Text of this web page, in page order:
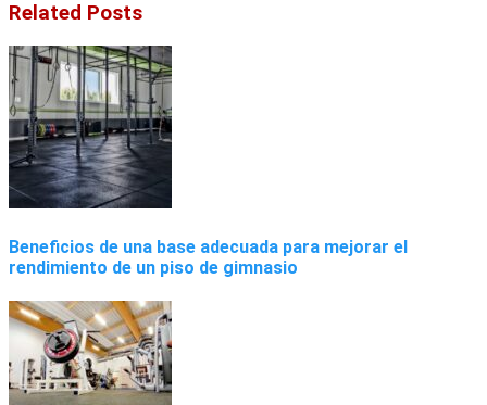
Related Posts
Beneficios de una base adecuada para mejorar el
rendimiento de un piso de gimnasio